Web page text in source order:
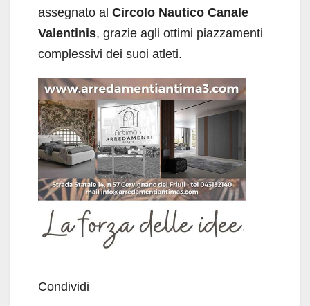
assegnato al Circolo Nautico Canale
Valentinis, grazie agli ottimi piazzamenti
complessivi dei suoi atleti.
Condividi